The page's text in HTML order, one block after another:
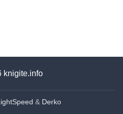
knigite.info
& Derko